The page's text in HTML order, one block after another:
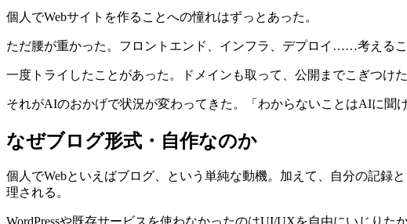
個人でWebサイトを作ることへの憧れはずっとあった。
ただ腰が重かった。フロントエンド、インフラ、デプロイ……考える
一度トライしたことがあった。ドメインも取って、公開までこぎつけ
それがAIのおかげで状況が変わってきた。「わからないことはAIに聞
なぜブログ形式・自作なのか
個人でWebといえばブログ、という単純な動機。加えて、自分の記録
理される。